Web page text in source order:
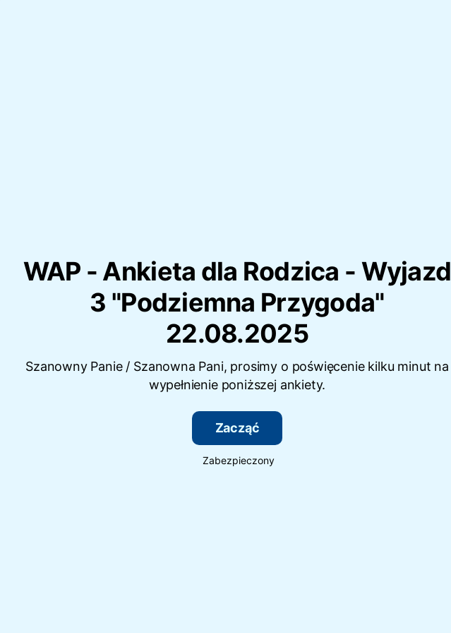
WAP - Ankieta dla Rodzica - Wyjazd
3 "Podziemna Przygoda"
22.08.2025
Szanowny Panie / Szanowna Pani, prosimy o poświęcenie kilku minut na
wypełnienie poniższej ankiety.
Zacząć
Zabezpieczony